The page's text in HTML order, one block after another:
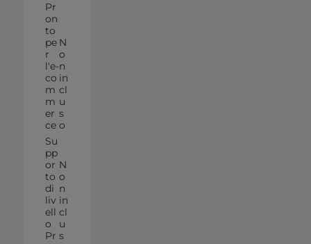
Pr
on
to
pe
r
l'e-
co
m
m
er
ce
N
o
n
in
cl
u
s
o
Su
pp
or
to
di
liv
ell
o
Pr
N
o
n
in
cl
u
s